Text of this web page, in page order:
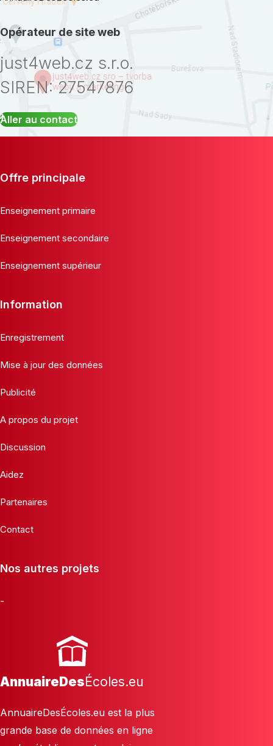
Opérateur de site web
just4web.cz s.r.o.
SIREN: 27547876
Aller au contact
Offre principale
Enseignement primaire
Enseignement secondaire
Enseignement supérieur
Information
Enregistrement
Mise à jour des données
Publicité
A propos du projet
Discussion
Aidez
Partenaires
Contact
Nos autres projets
-
AnnuaireDesÉcoles.eu
AnnuaireDesÉcoles.eu est la plus
grande base de données en ligne